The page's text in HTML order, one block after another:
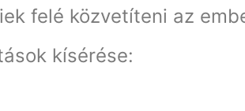
felé közvetíteni az
kísérése: